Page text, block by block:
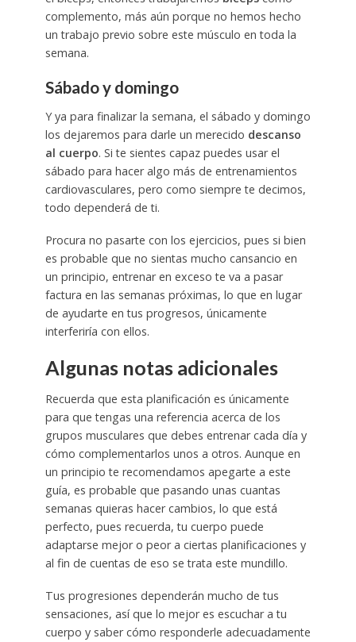
complemento, más aún porque no hemos hecho
un trabajo previo sobre este músculo en toda la
semana.
Sábado y domingo
Y ya para finalizar la semana, el sábado y domingo
los dejaremos para darle un merecido descanso
al cuerpo. Si te sientes capaz puedes usar el
sábado para hacer algo más de entrenamientos
cardiovasculares, pero como siempre te decimos,
todo dependerá de ti.
Procura no pasarte con los ejercicios, pues si bien
es probable que no sientas mucho cansancio en
un principio, entrenar en exceso te va a pasar
factura en las semanas próximas, lo que en lugar
de ayudarte en tus progresos, únicamente
interferiría con ellos.
Algunas notas adicionales
Recuerda que esta planificación es únicamente
para que tengas una referencia acerca de los
grupos musculares que debes entrenar cada día y
cómo complementarlos unos a otros. Aunque en
un principio te recomendamos apegarte a este
guía, es probable que pasando unas cuantas
semanas quieras hacer cambios, lo que está
perfecto, pues recuerda, tu cuerpo puede
adaptarse mejor o peor a ciertas planificaciones y
al fin de cuentas de eso se trata este mundillo.
Tus progresiones dependerán mucho de tus
sensaciones, así que lo mejor es escuchar a tu
cuerpo y saber cómo responderle adecuadamente